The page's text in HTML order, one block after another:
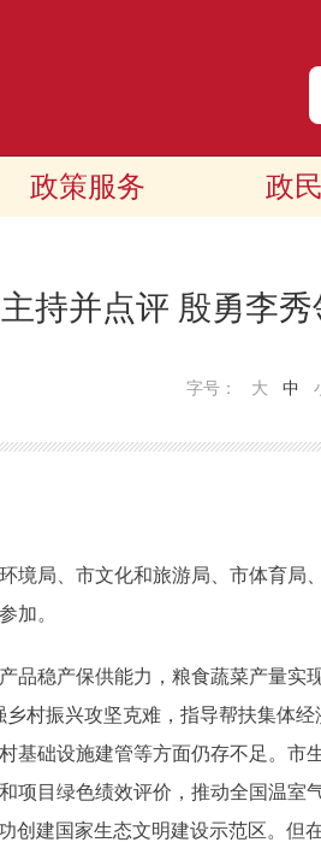
政策服务 政
持并点评 殷勇李秀
字号： 大 中
局、市文化和旅游局、市体育局
加。
稳产保供能力，粮食蔬菜产量实
村振兴攻坚克难，指导帮扶集体
基础设施建管等方面仍存不足。市
项目绿色绩效评价，推动全国温室
创建国家生态文明建设示范区。但